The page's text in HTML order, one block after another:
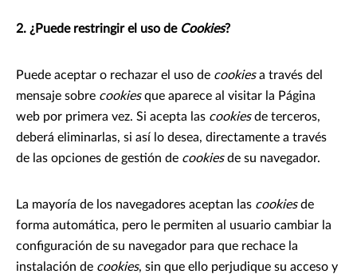
2. ¿Puede restringir el uso de Cookies?
Puede aceptar o rechazar el uso de cookiesa través del
mensaje sobre cookiesque aparece al visitar la Página
web por primera vez. Si acepta las cookiesde terceros,
deberá eliminarlas, si así lo desea, directamente a través
de las opciones de gestión de cookiesde su navegador.
La mayoría de los navegadores aceptan las cookiesde
forma automática, pero le permiten al usuario cambiar la
configuración de su navegador para que rechace la
instalación de cookies, sin que ello perjudique su acceso y